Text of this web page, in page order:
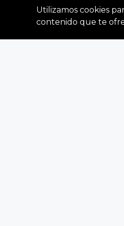
Utilizamos cookies
contenido que te